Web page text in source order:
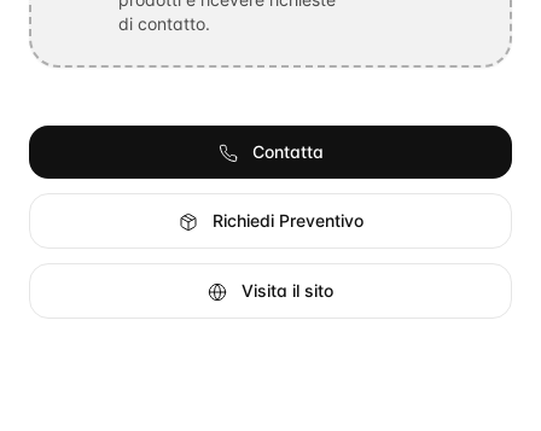
di contatto.
Contatta
Richiedi Preventivo
Visita il sito